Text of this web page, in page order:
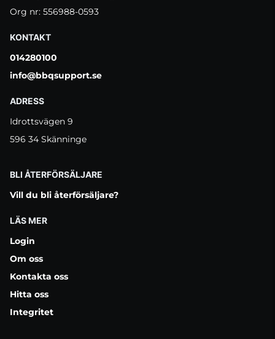
Org nr: 556988-0593
KONTAKT
014280100
info@bbqsupport.se
ADRESS
Idrottsvägen 9
596 34 Skänninge
BLI ÅTERFÖRSÄLJARE
Vill du bli återförsäljare?
LÄS MER
Login
Om oss
Kontakta oss
Hitta oss
Integritet